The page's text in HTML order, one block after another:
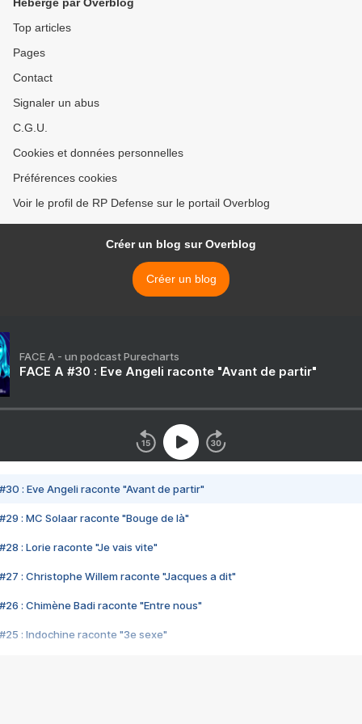
Top articles
Pages
Contact
Signaler un abus
C.G.U.
Cookies et données personnelles
Préférences cookies
Voir le profil de RP Defense sur le portail Overblog
Créer un blog sur Overblog
Créer un blog
FACE A - un podcast Purecharts
FACE A #30 : Eve Angeli raconte "Avant de partir"
#30 : Eve Angeli raconte "Avant de partir"
#29 : MC Solaar raconte "Bouge de là"
#28 : Lorie raconte "Je vais vite"
#27 : Christophe Willem raconte "Jacques a dit"
#26 : Chimène Badi raconte "Entre nous"
#25 : Indochine raconte "3e sexe"